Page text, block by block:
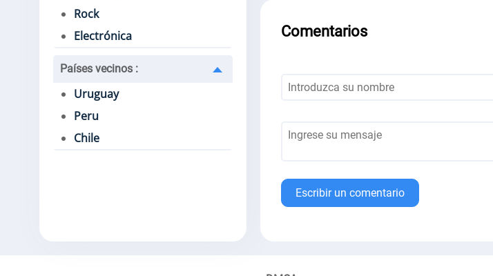
Rock
Electrónica
Países vecinos :
Uruguay
Peru
Chile
Comentarios
Escribir un comentario